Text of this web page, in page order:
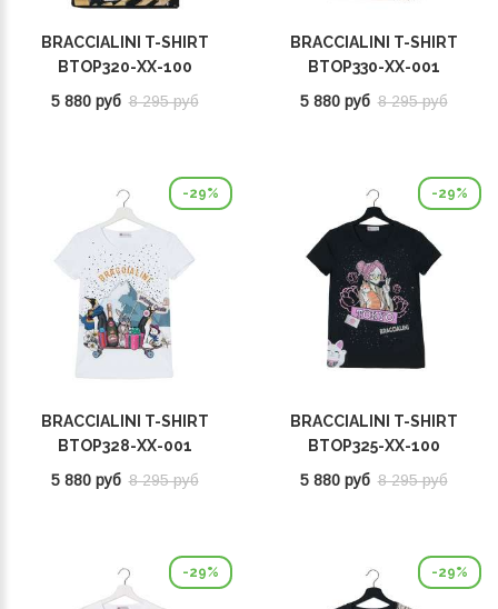
BRACCIALINI T-SHIRT
BTOP320-XX-100
5 880 руб 8 295 руб
BRACCIALINI T-SHIRT
BTOP330-XX-001
5 880 руб 8 295 руб
-29%
BRACCIALINI T-SHIRT
BTOP328-XX-001
5 880 руб 8 295 руб
-29%
BRACCIALINI T-SHIRT
BTOP325-XX-100
5 880 руб 8 295 руб
-29% -29%